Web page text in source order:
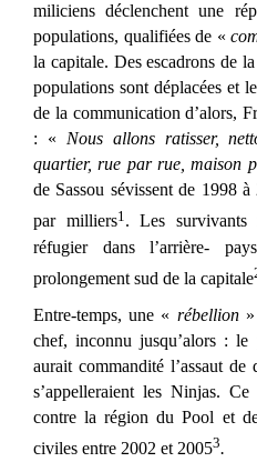
miliciens déclenchent une
populations, qualifiées de «
la capitale. Des escadrons de
populations sont déplacées et
de la communication d’alors,
: « Nous allons ratisser,
quartier, rue par rue, maison
de Sassou sévissent de 1998
par milliers1 . Les survivants
réfugier dans l’arrière-
prolongement sud de la capitale
Entre-temps, une « rébellion»
chef, inconnu jusqu’alors :
aurait commandité l’assaut de
s’appelleraient les Ninjas.
contre la région du Pool et
civiles entre 2002 et 20053.